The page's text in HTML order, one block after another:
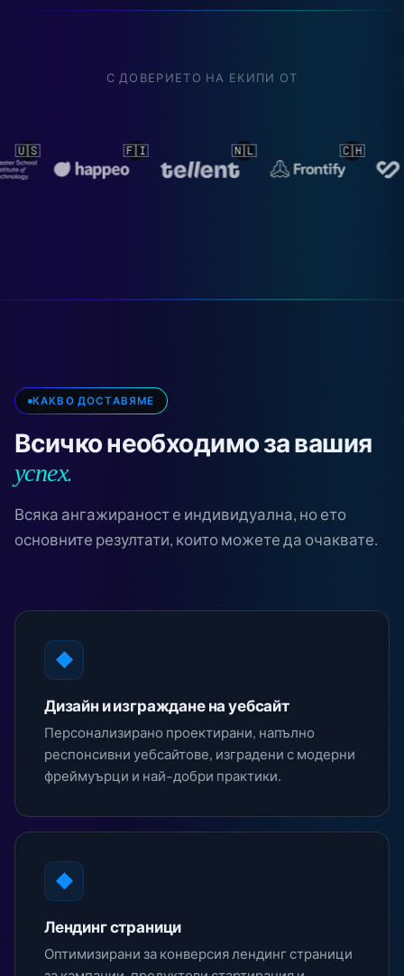
С ДОВЕРИЕТО НА ЕКИПИ ОТ
КАКВО ДОСТАВЯМЕ
Всичко необходимо за вашия
успех.
Всяка ангажираност е индивидуална, но ето
основните резултати, които можете да очаквате.
◆
Дизайн и изграждане на уебсайт
Персонализирано проектирани, напълно
респонсивни уебсайтове, изградени с модерни
фреймуърци и най-добри практики.
◆
Лендинг страници
Оптимизирани за конверсия лендинг страници